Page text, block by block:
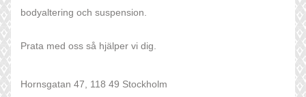
bodyaltering och suspension.
Prata med oss så hjälper vi dig.
Hornsgatan 47, 118 49 Stockholm